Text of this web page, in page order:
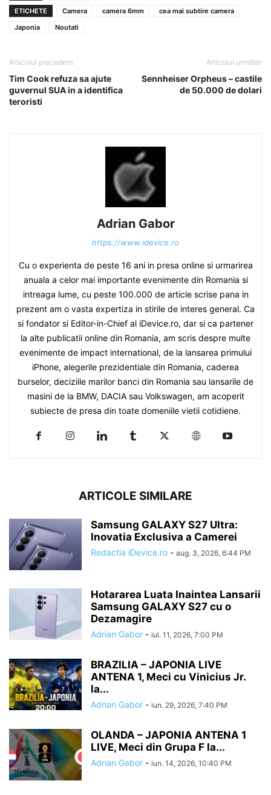
ETICHETE
Camera camera 6mm
cea mai subtire camera
Japonia
Noutati
Articolul precedent
Tim Cook refuza sa ajute
guvernul SUA in a identifica
teroristi
Articolul următor
Sennheiser Orpheus – castile
de 50.000 de dolari
Adrian Gabor
https://www.idevice.ro
Cu o experienta de peste 16 ani in presa online si urmarirea
anuala a celor mai importante evenimente din Romania si
intreaga lume, cu peste 100.000 de article scrise pana in
prezent am o vasta expertiza in stirile de interes general. Ca
si fondator si Editor-in-Chief al iDevice.ro, dar si ca partener
la alte publicatii online din Romania, am scris despre multe
evenimente de impact international, de la lansarea primului
iPhone, alegerile prezidentiale din Romania, caderea
burselor, deciziile marilor banci din Romania sau lansarile de
masini de la BMW, DACIA sau Volkswagen, am acoperit
subiecte de presa din toate domeniile vietii cotidiene.
ARTICOLE SIMILARE
Samsung GALAXY S27 Ultra:
Inovatia Exclusiva a Camerei
Redactia iDevice.ro - aug. 3, 2026, 6:44 PM
Hotararea Luata Inaintea Lansarii
Samsung GALAXY S27 cu o
Dezamagire
Adrian Gabor - iul. 11, 2026, 7:00 PM
BRAZILIA – JAPONIA LIVE
ANTENA 1, Meci cu Vinicius Jr.
la...
Adrian Gabor - iun. 29, 2026, 7:40 PM
OLANDA – JAPONIA ANTENA 1
LIVE, Meci din Grupa F la...
Adrian Gabor - iun. 14, 2026, 10:40 PM